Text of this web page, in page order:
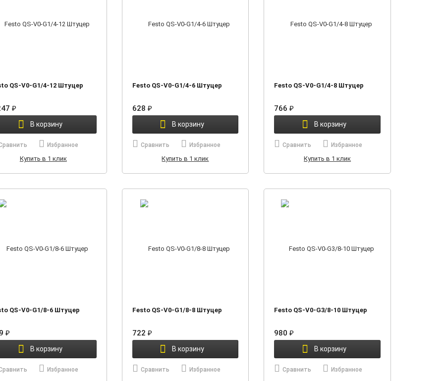
QS-V0-G1/4-12 Штуцер
₽
В корзину
Избранное
Купить в 1 клик
Festo QS-V0-G1/4-6 Штуцер
628 ₽
В корзину
Сравнить Избранное
Купить в 1 клик
Festo QS-V0-G1/4-8 Штуцер
766₽
В корзину
Сравнить Избранное
Купить в 1 клик
QS-V0-G1/8-6 Штуцер
₽
В корзину
Избранное
Festo QS-V0-G1/8-8 Штуцер
722 ₽
В корзину
Сравнить Избранное
Festo QS-V0-G3/8-10 Штуцер
980₽
В корзину
Сравнить Избранное